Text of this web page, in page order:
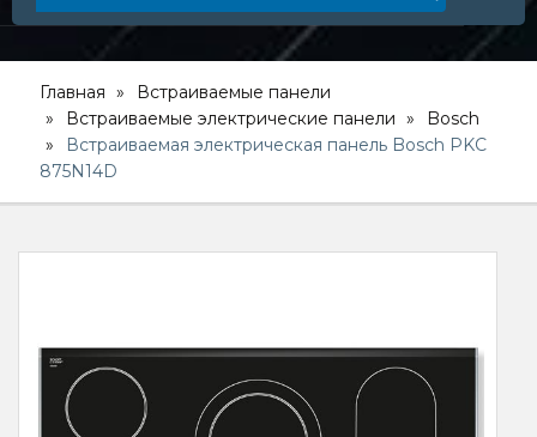
Главная
Встраиваемые панели
Встраиваемые электрические панели
Bosch
Встраиваемая электрическая панель Bosch PKС
875N14D